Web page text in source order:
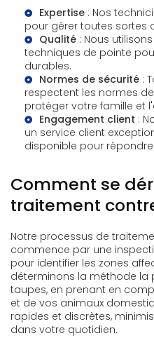
Expertise : Nos
pour gérer toutes sortes
Qualité : Nous
techniques de pointe
durables.
Normes de sécurité :
respectent les normes
protéger votre famille et
Engagement client :
un service client
disponible pour
Comment se
traitement
Notre processus de
commence par une
pour identifier les zones
déterminons la méthode la
taupes, en prenant en
et de vos animaux
rapides et discrètes,
dans votre quotidien.